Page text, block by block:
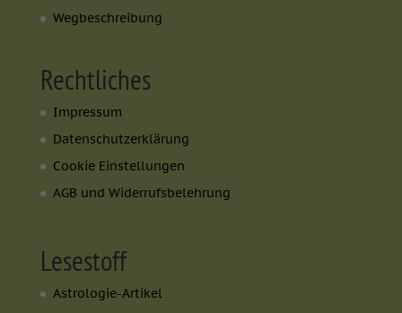
Wegbeschreibung
Rechtliches
Impressum
Datenschutzerklärung
Cookie Einstellungen
AGB und Widerrufsbelehrung
Lesestoff
Astrologie-Artikel